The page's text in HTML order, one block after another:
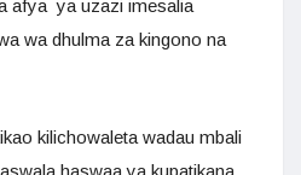
afya ya uzazi imesalia
wa dhulma za kingono na
kilichowaleta wadau mbali
haswaa ya kupatikana